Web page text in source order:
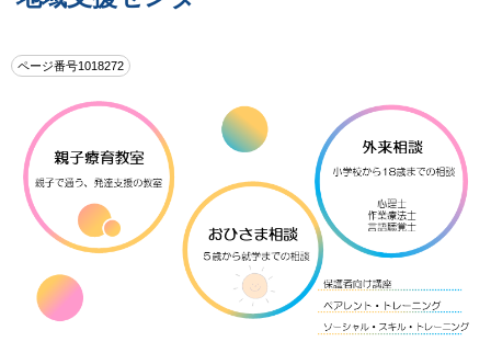
ページ番号1018272